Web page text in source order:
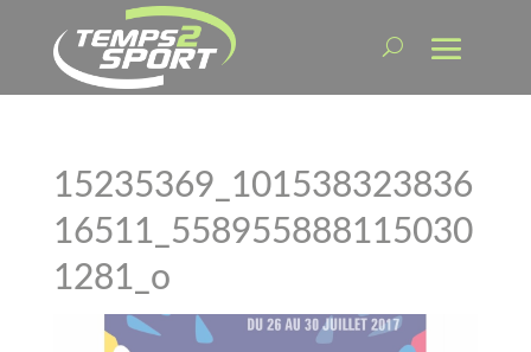
15235369_101538323836
16511_558955888115030
1281_o